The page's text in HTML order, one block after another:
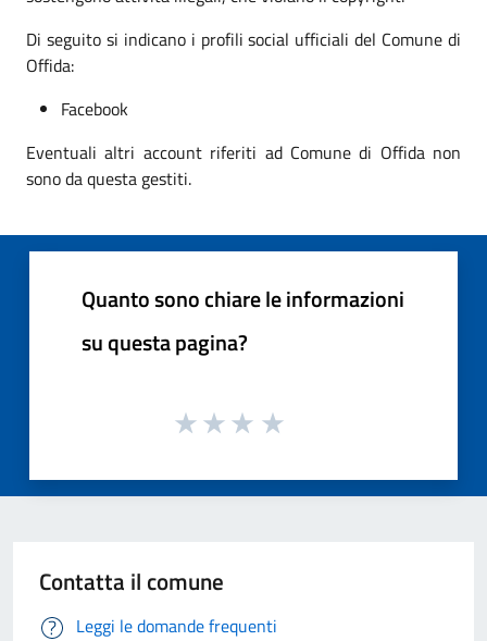
Di seguito si indicano i profili social ufficiali del Comune di
Offida:
Facebook
Eventuali altri account riferiti ad Comune di Offida non
sono da questa gestiti.
Quanto sono chiare le informazioni
su questa pagina?
Contatta il comune
Leggi le domande frequenti